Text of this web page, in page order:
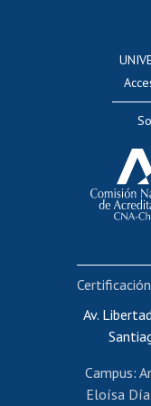
Av.
Campus:
Eloísa